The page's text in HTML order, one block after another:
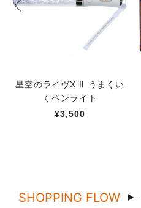
星空のライヴXⅢ うまくい
くペンライト
¥3,500
SHOPPING FLOW